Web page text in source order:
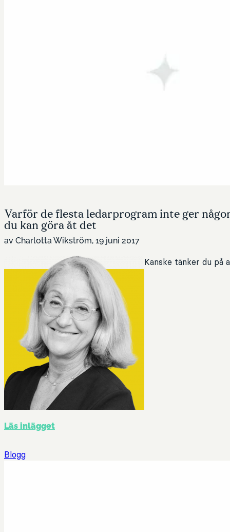
Varför de flesta ledarprogram inte ger
du kan göra åt det
av Charlotta Wikström, 19 juni 2017
Kanske tänker du på
Läs inlägget
Blogg